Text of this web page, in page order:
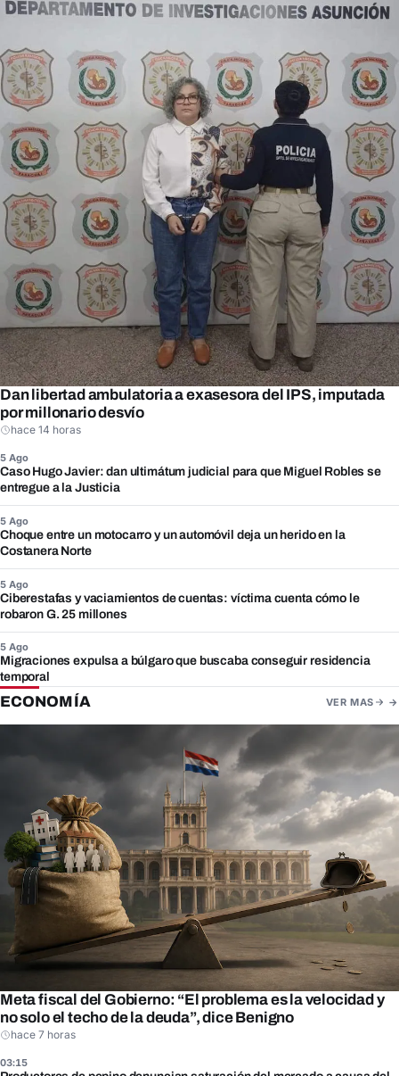
Dan libertad ambulatoria a exasesora del IPS, imputada
por millonario desvío
hace 14 horas
5 Ago
Caso Hugo Javier: dan ultimátum judicial para que Miguel Robles se
entregue a la Justicia
5 Ago
Choque entre un motocarro y un automóvil deja un herido en la
Costanera Norte
5 Ago
Ciberestafas y vaciamientos de cuentas: víctima cuenta cómo le
robaron G. 25 millones
5 Ago
Migraciones expulsa a búlgaro que buscaba conseguir residencia
temporal
ECONOMÍA VER MAS
Meta fiscal del Gobierno: “El problema es la velocidad y
no solo el techo de la deuda”, dice Benigno
hace 7 horas
03:15